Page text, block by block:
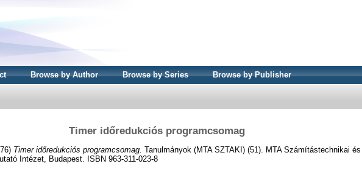
Browse by Author Browse by Series Browse by Publisher
Timer időredukciós programcsomag
Timer időredukciós programcsomag. Tanulmányok (MTA SZTAKI) (51). MTA Számítástechnikai és
Intézet, Budapest. ISBN 963-311-023-8